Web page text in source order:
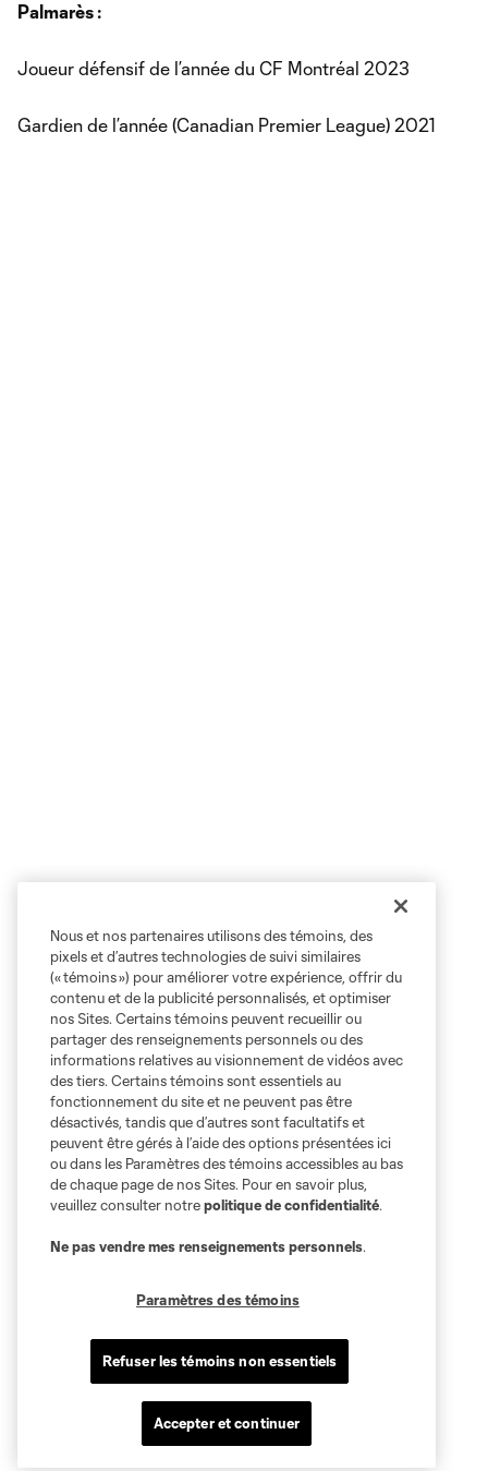
Palmarès :
Joueur défensif de l’année du CF Montréal 2023
Gardien de l’année (Canadian Premier League) 2021
Nous et nos partenaires utilisons des témoins, des
pixels et d’autres technologies de suivi similaires
(« témoins ») pour améliorer votre expérience, offrir du
contenu et de la publicité personnalisés, et optimiser
nos Sites. Certains témoins peuvent recueillir ou
partager des renseignements personnels ou des
informations relatives au visionnement de vidéos avec
des tiers. Certains témoins sont essentiels au
fonctionnement du site et ne peuvent pas être
désactivés, tandis que d’autres sont facultatifs et
peuvent être gérés à l’aide des options présentées ici
ou dans les Paramètres des témoins accessibles au bas
de chaque page de nos Sites. Pour en savoir plus,
veuillez consulter notrepolitique de confidentialité.
Ne pas vendre mes renseignements personnels.
Paramètres des témoins
Refuser les témoins non essentiels
Accepter et continuer